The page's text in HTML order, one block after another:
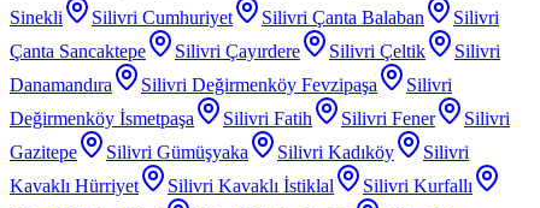
Sinekli
Silivri Cumhuriyet Silivri Çanta Balaban
Silivri
Çanta Sancaktepe
Silivri Çayırdere Silivri Çeltik
Silivri
Danamandıra
Silivri Değirmenköy Fevzipaşa
Silivri
Değirmenköy İsmetpaşa
Silivri Fatih Silivri Fener
Silivri
Gazitepe
Silivri Gümüşyaka Silivri Kadıköy
Silivri
Kavaklı Hürriyet
Silivri Kavaklı İstiklal
Silivri Kurfallı